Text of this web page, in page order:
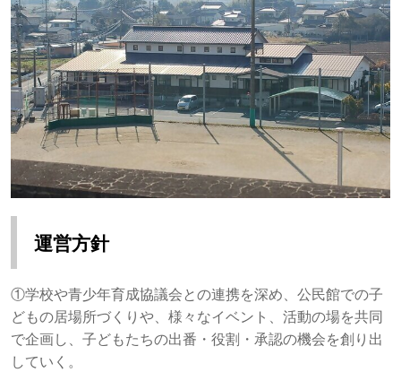
運営方針
①学校や青少年育成協議会との連携を深め、公民館での子
どもの居場所づくりや、様々なイベント、活動の場を共同
で企画し、子どもたちの出番・役割・承認の機会を創り出
していく。